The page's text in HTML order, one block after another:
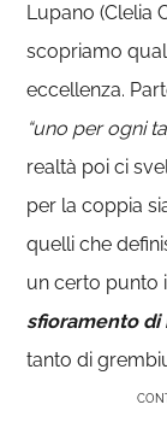
Lupano (Clelia
scopriamo qual
eccellenza.
“uno per ogni
realtà poi ci
per la coppia
quelli che
un certo punto
sfioramento di
tanto di